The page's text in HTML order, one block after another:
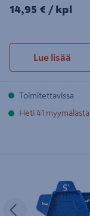
14,95€/kpl
14,95 € / kpl
Lue lisää
Toimitettavissa
Heti 41 myymälästä
Edellinen